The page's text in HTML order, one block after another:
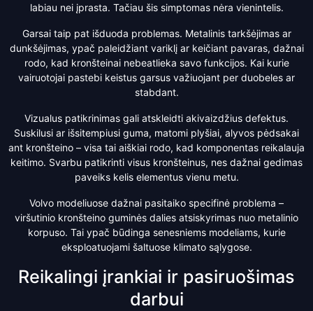
labiau nei įprasta. Tačiau šis simptomas nėra vienintelis.
Garsai taip pat išduoda problemas. Metalinis tarkšėjimas ar
dunkšėjimas, ypač paleidžiant variklį ar keičiant pavaras, dažnai
rodo, kad kronšteinai nebeatlieka savo funkcijos. Kai kurie
vairuotojai pastebi keistus garsus važiuojant per duobeles ar
stabdant.
Vizualus patikrinimas gali atskleidti akivaizdžius defektus.
Suskilusi ar išsitempiusi guma, matomi plyšiai, alyvos pėdsakai
ant kronšteino – visa tai aiškiai rodo, kad komponentas reikalauja
keitimo. Svarbu patikrinti visus kronšteinus, nes dažnai gedimas
paveiks kelis elementus vienu metu.
Volvo modeliuose dažnai pasitaiko specifinė problema –
viršutinio kronšteino guminės dalies atsiskyrimas nuo metalinio
korpuso. Tai ypač būdinga senesniems modeliams, kurie
eksploatuojami šaltuose klimato sąlygose.
Reikalingi įrankiai ir pasiruošimas
darbui